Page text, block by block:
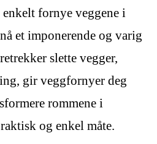
fornye veggene i
et imponerende og varig
slette vegger,
gir veggfornyer deg
rommene i
og enkel måte.